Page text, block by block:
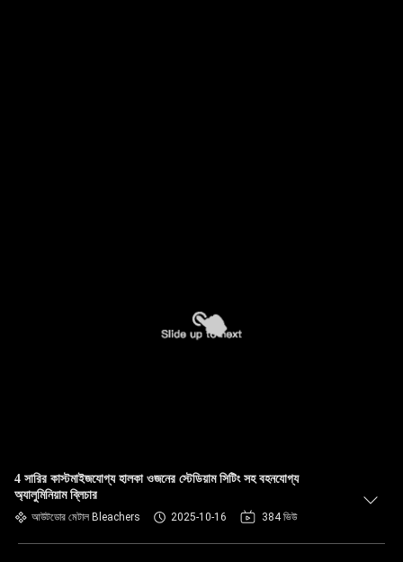
4 সারির কাস্টমাইজযোগ্য হালকা ওজনের স্টেডিয়াম সিটিং সহ বহনযোগ্য
অ্যালুমিনিয়াম ব্লিচার
আউটডোর মেটাল Bleachers 2025-10-16 384 ভিউ